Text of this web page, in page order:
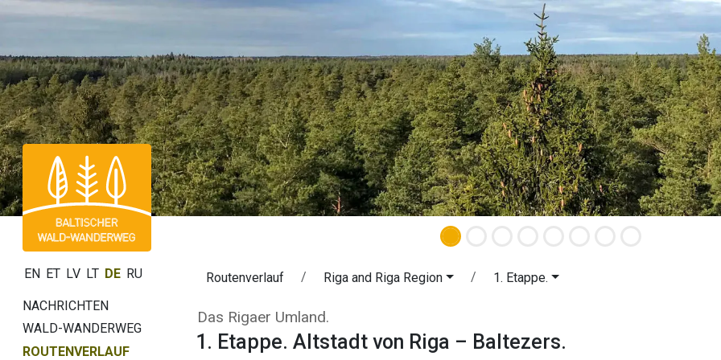
EN ET LV LT DE RU
NACHRICHTEN
WALD-WANDERWEG
ROUTENVERLAUF
Routenverlauf Riga and Riga Region 1. Etappe.
1. Etappe. Altstadt von Riga – Baltezers. Das Rigaer
Das Rigaer Umland.
1. Etappe. Altstadt von Riga – Baltezers.